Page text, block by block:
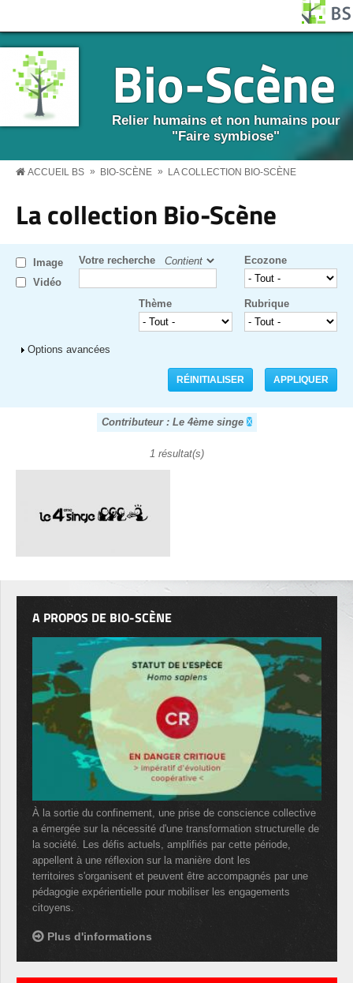
Bio-Scène
Relier humains et non humains pour
"Faire symbiose"
BS MENU
ACCUEIL BS » BIO-SCÈNE » LA COLLECTION BIO-SCÈNE
La collection Bio-Scène
Image
Vidéo
Votre recherche Ecozone
Rubrique
Thème
Afficher
Options avancées
Contributeur : Le 4ème singe
1 résultat(s)
A PROPOS DE BIO-SCÈNE
À la sortie du confinement, une prise de conscience collective
a émergée sur la nécessité d'une transformation structurelle de
la société. Les défis actuels, amplifiés par cette période,
appellent à une réflexion sur la manière dont les
territoires s'organisent et peuvent être accompagnés par une
pédagogie expérientielle pour mobiliser les engagements
citoyens.
Plus d'informations